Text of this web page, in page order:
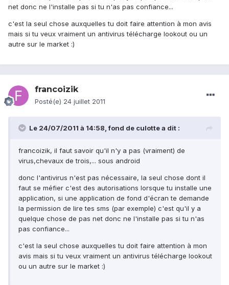
net donc ne l'installe pas si tu n'as pas confiance...
c'est la seul chose auxquelles tu doit faire attention à mon avis
mais si tu veux vraiment un antivirus télécharge lookout ou un
autre sur le market :)
francoizik
Posté(e) 24 juillet 2011
Le 24/07/2011 à 14:58, fond de culotte a dit :
francoizik, il faut savoir qu'il n'y a pas (vraiment) de
virus,chevaux de trois,... sous android
donc l'antivirus n'est pas nécessaire, la seul chose dont il
faut se méfier c'est des autorisations lorsque tu installe une
application, si une application de fond d'écran te demande
la permission de lire tes sms (par exemple) c'est qu'il y a
quelque chose de pas net donc ne l'installe pas si tu n'as
pas confiance...
c'est la seul chose auxquelles tu doit faire attention à mon
avis mais si tu veux vraiment un antivirus télécharge lookout
ou un autre sur le market :)